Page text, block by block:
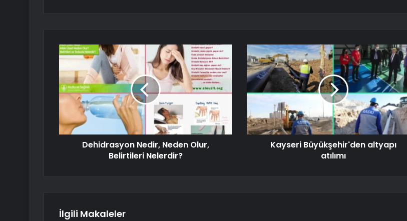
Dehidrasyon Nedir, Neden Olur,
Belirtileri Nelerdir?
Kayseri Büyükşehir'den altyapı
atılımı
İlgili Makaleler